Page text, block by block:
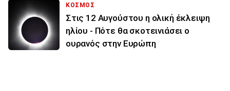
ΚΟΣΜΟΣ
Στις 12 Αυγούστου η ολική έκλειψη
ηλίου - Πότε θα σκοτεινιάσει ο
ουρανός στην Ευρώπη